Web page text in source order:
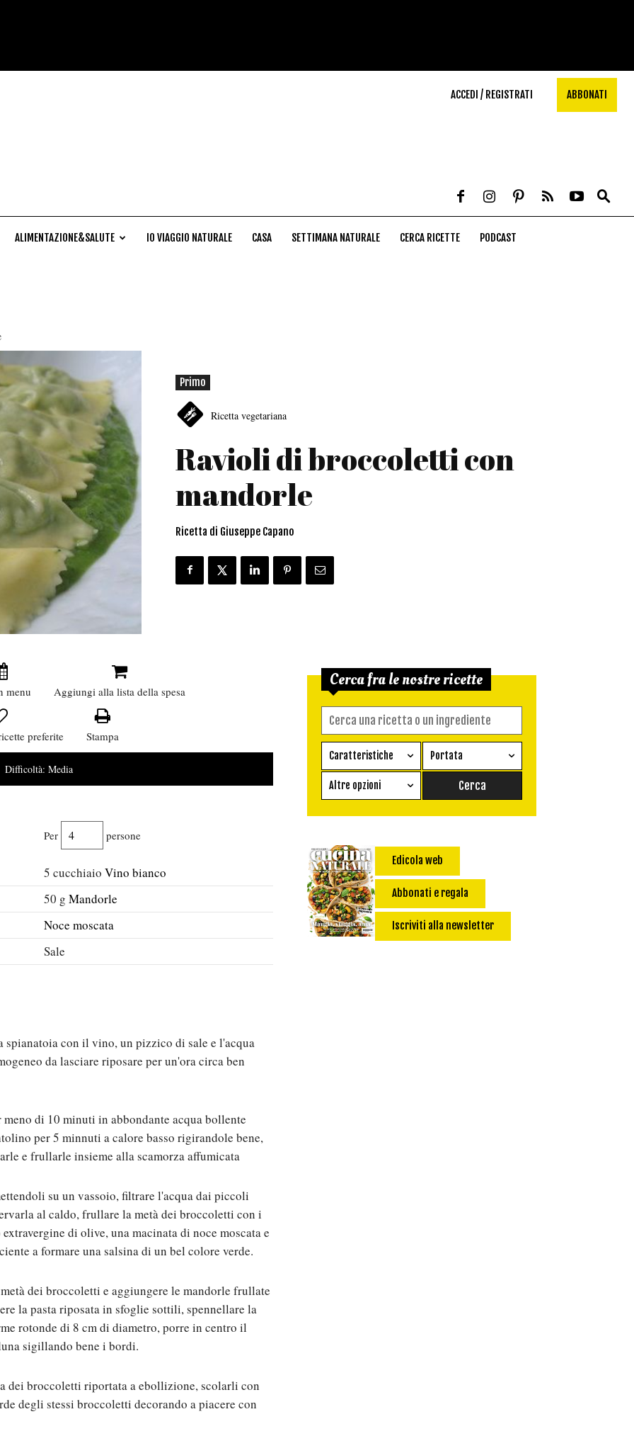
ACCEDI / REGISTRATI ABBONATI
ALIMENTAZIONE&SALUTE IO VIAGGIO NATURALE CASA SETTIMANA NATURALE CERCA RICETTE PODCAST
Primo
Ricetta vegetariana
Ravioli di broccoletti con
mandorle
Ricetta di Giuseppe Capano
menu Aggiungi alla lista della spesa
preferite Stampa
Difficoltà: Media
Per persone
5 cucchiaio Vino bianco
50 g Mandorle
Noce moscata
Sale
spianatoia con il vino, un pizzico di sale e l'acqua
da lasciare riposare per un'ora circa ben
di 10 minuti in abbondante acqua bollente
per 5 minnuti a calore basso rigirandole bene,
e frullarle insieme alla scamorza affumicata
su un vassoio, filtrare l'acqua dai piccoli
al caldo, frullare la metà dei broccoletti con i
di olive, una macinata di noce moscata e
a formare una salsina di un bel colore verde.
dei broccoletti e aggiungere le mandorle frullate
la pasta riposata in sfoglie sottili, spennellare la
rotonde di 8 cm di diametro, porre in centro il
sigillando bene i bordi.
dei broccoletti riportata a ebollizione, scolarli con
degli stessi broccoletti decorando a piacere con
Cerca fra le nostre ricette
Caratteristiche
Ricetta vegetariana
Senza glutine
senza uova
Vegan
Portata
Antipasto
Conserva
Dessert
Pane
Salsa
Secondo
Altre opzioni
Impatto Glicemico:
Calorie max (kcal):
Edicola web
Abbonati e regala
Iscriviti alla newsletter